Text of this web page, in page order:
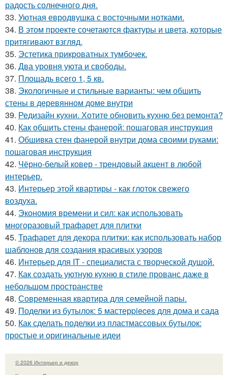
радость солнечного дня.
33. Уютная евродвушка с восточными нотками.
34. В этом проекте сочетаются фактуры и цвета, которые
притягивают взгляд.
35. Эстетика прикроватных тумбочек.
36. Два уровня уюта и свободы.
37. Площадь всего 1, 5 кв.
38. Экологичные и стильные варианты: чем обшить
стены в деревянном доме внутри
39. Редизайн кухни. Хотите обновить кухню без ремонта?
40. Как обшить стены фанерой: пошаговая инструкция
41. Обшивка стен фанерой внутри дома своими руками:
пошаговая инструкция
42. Чёрно-белый ковер - трендовый акцент в любой
интерьер.
43. Интерьер этой квартиры - как глоток свежего
воздуха.
44. Экономия времени и сил: как использовать
многоразовый трафарет для плитки
45. Трафарет для декора плитки: как использовать набор
шаблонов для создания красивых узоров
46. Интерьер для IT - специалиста с творческой душой.
47. Как создать уютную кухню в стиле прованс даже в
небольшом пространстве
48. Современная квартира для семейной пары.
49. Поделки из бутылок: 5 мастерpieces для дома и сада
50. Как сделать поделки из пластмассовых бутылок:
простые и оригинальные идеи
© 2026 Интерьер и декор